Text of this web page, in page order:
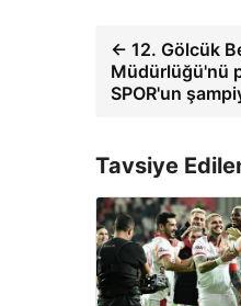
← 12. Gölcük
Müdürlüğü'nü
SPOR'un
Tavsiye